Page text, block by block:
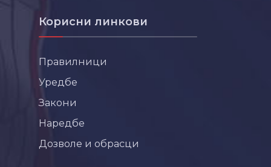
Корисни линкови
Правилници
Уредбе
Закони
Наредбе
Дозволе и обрасци